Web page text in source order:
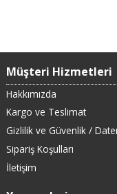
Müşteri Hizmetleri
Hakkımızda
Kargo ve Teslimat
Gizlilik ve Güvenlik /
Sipariş Koşulları
İletişim